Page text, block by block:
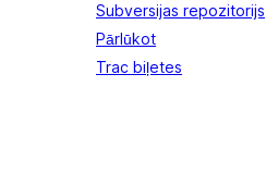
Subversijas repozitorijs
Pārlūkot
Trac biļetes